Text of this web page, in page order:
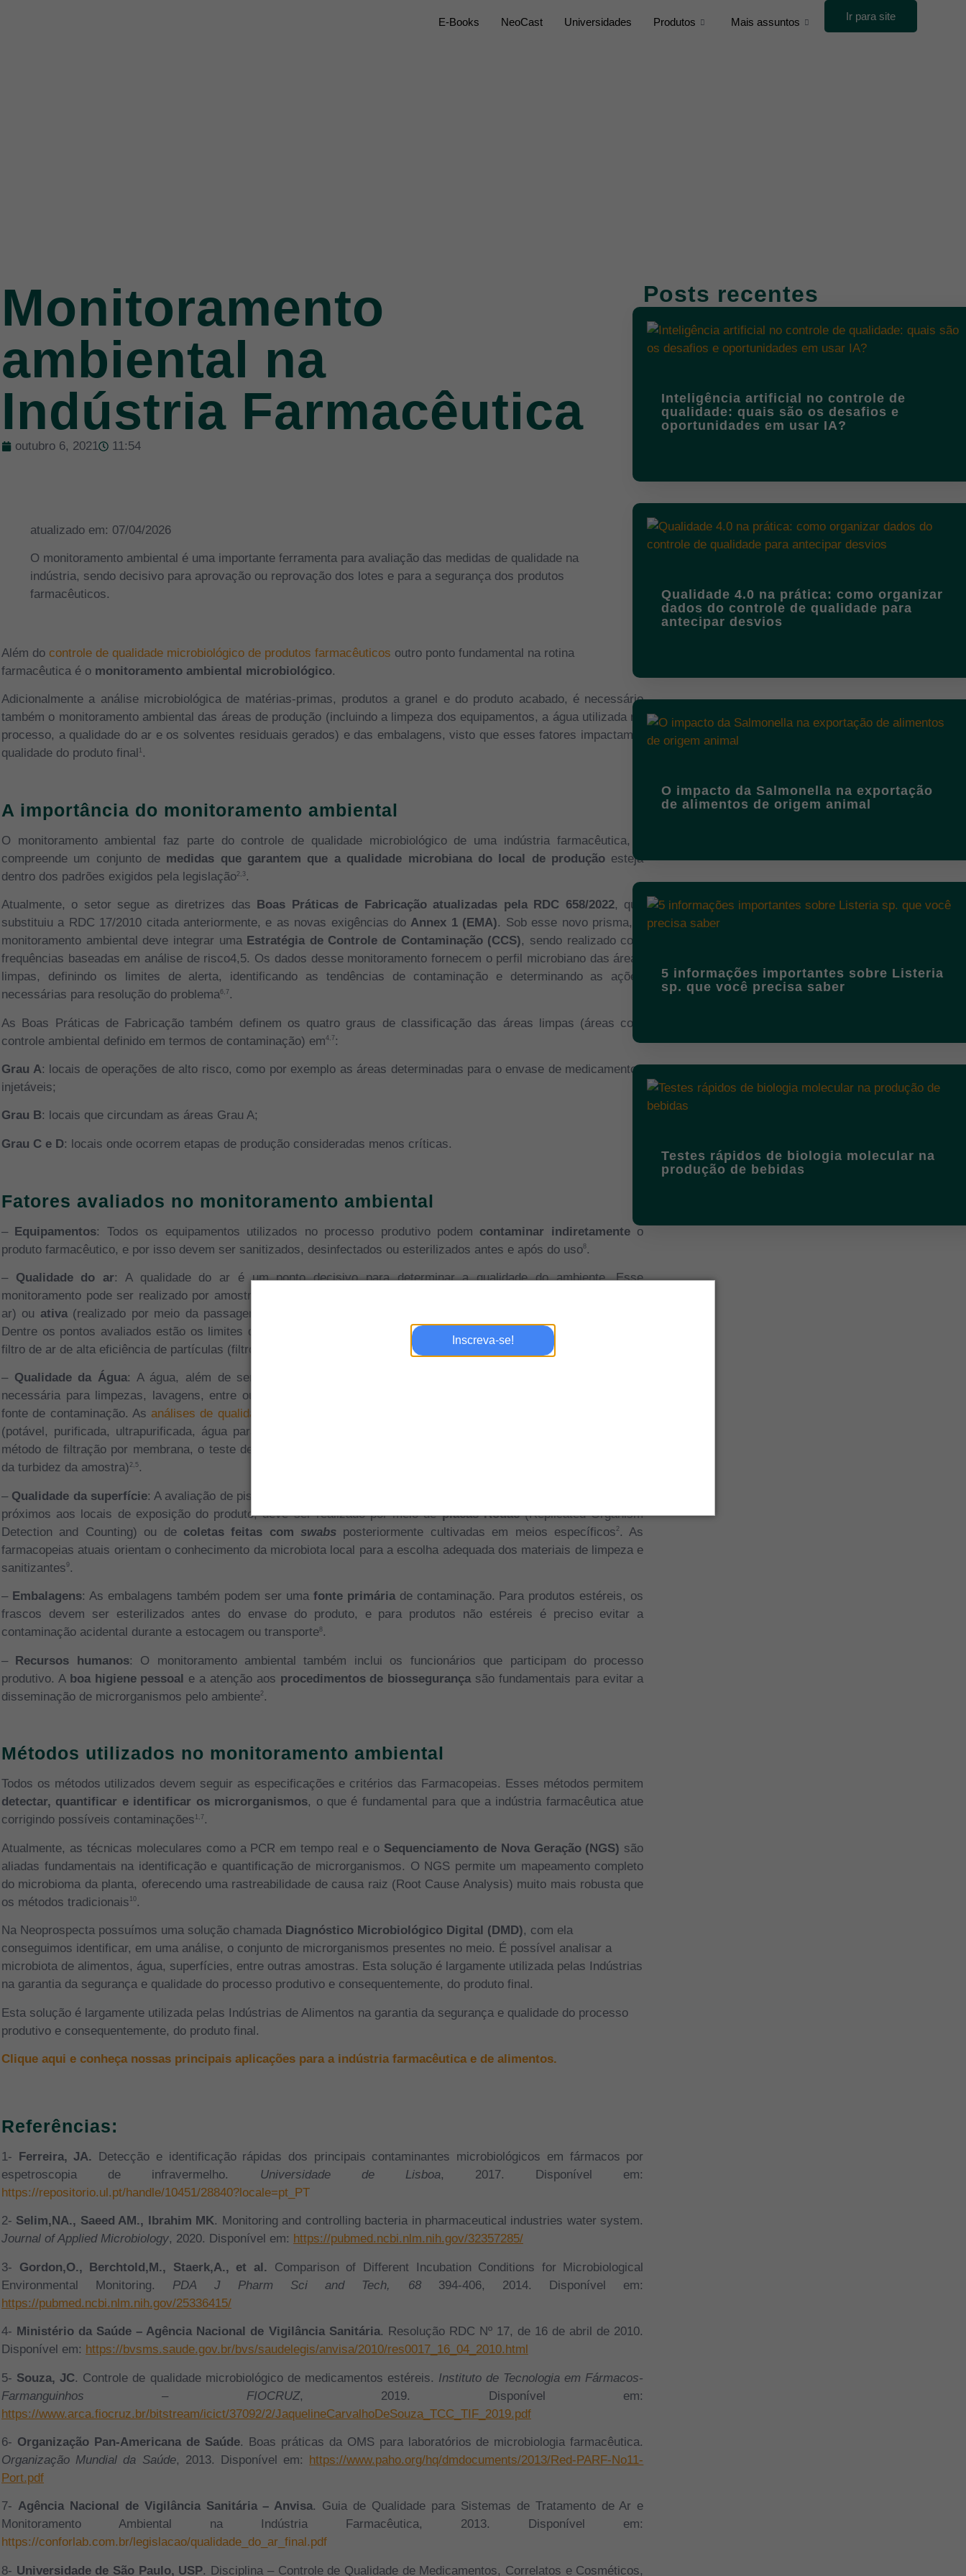
Inscreva-se!
Ir para site
E-Books NeoCast Universidades Produtos Mais assuntos
Monitoramento
ambiental na
Indústria Farmacêutica
outubro 6, 2021 11:54
atualizado em: 07/04/2026
O monitoramento ambiental é uma importante ferramenta para avaliação das medidas de qualidade na
indústria, sendo decisivo para aprovação ou reprovação dos lotes e para a segurança dos produtos
farmacêuticos.
Além do controle de qualidade microbiológico de produtos farmacêuticos outro ponto fundamental na rotina
farmacêutica é o monitoramento ambiental microbiológico.
Adicionalmente a análise microbiológica de matérias-primas, produtos a granel e do produto acabado, é necessário
também o monitoramento ambiental das áreas de produção (incluindo a limpeza dos equipamentos, a água utilizada no
processo, a qualidade do ar e os solventes residuais gerados) e das embalagens, visto que esses fatores impactam a
qualidade do produto final 1 .
A importância do monitoramento ambiental
O monitoramento ambiental faz parte do controle de qualidade microbiológico de uma indústria farmacêutica, e
compreende um conjunto de medidas que garantem que a qualidade microbiana do local de produçãoesteja
dentro dos padrões exigidos pela legislação2,3.
Atualmente, o setor segue as diretrizes das Boas Práticas de Fabricação atualizadas pela RDC 658/2022, que
substituiu a RDC 17/2010 citada anteriormente, e as novas exigências doAnnex 1 (EMA). Sob esse novo prisma, o
monitoramento ambiental deve integrar uma Estratégia de Controle de Contaminação (CCS), sendo realizado com
frequências baseadas em análise de risco4,5. Os dados desse monitoramento fornecem o perfil microbiano das áreas
limpas, definindo os limites de alerta, identificando as tendências de contaminação e determinando as ações
necessárias para resolução do problema6,7.
As Boas Práticas de Fabricação também definem os quatro graus de classificação das áreas limpas (áreas com
controle ambiental definido em termos de contaminação) em4,7:
Grau A: locais de operações de alto risco, como por exemplo as áreas determinadas para o envase de medicamentos
injetáveis;
Grau B: locais que circundam as áreas Grau A;
Grau C e D: locais onde ocorrem etapas de produção consideradas menos críticas.
Fatores avaliados no monitoramento ambiental
– Equipamentos: Todos os equipamentos utilizados no processo produtivo podem contaminar indiretamenteo
produto farmacêutico, e por isso devem ser sanitizados, desinfectados ou esterilizados antes e após do uso8.
– Qualidade do ar: A qualidade do ar é um ponto decisivo para determinar a qualidade do ambiente. Esse
monitoramento pode ser realizado por amostragem
ar) ou ativa(realizado por meio da passagem de um determinado volume de ar por placas com meio de cultura)
Dentre os pontos avaliados estão os limites de partículas não-viáveis e viáveis do local, a análise da integridade do
filtro de ar de alta eficiência de partículas (filtro HEPA) e dos fluxos de ar ambiente
– Qualidade da Água: A água, além de ser a matéria-prima mais utilizada na indústria farmacêutica, também é
necessária para limpezas, lavagens, entre outros usos durante o processo produtivo, e por isso é uma importante
fonte de contaminação. As análises de qualidade da água
(potável, purificada, ultrapurificada, água para injetáveis, entre outras). Dentre as análises mais utilizadas estão o
método de filtração por membrana, o teste de endotoxina bacteriana (pirogênico) e o método turbidimétrico (medição
da turbidez da amostra)2,5.
– Qualidade da superfície: A avaliação de pisos, paredes e superfícies de equipamentos, principalmente os que estão
próximos aos locais de exposição do produto, deve ser realizado por meio deplacas Rodac(Replicated Organism
Detection and Counting) ou de coletas feitas com swabs posteriormente cultivadas em meios específicos2 . As
farmacopeias atuais orientam o conhecimento da microbiota local para a escolha adequada dos materiais de limpeza e
sanitizantes9.
– Embalagens: As embalagens também podem ser uma fonte primáriade contaminação. Para produtos estéreis, os
frascos devem ser esterilizados antes do envase do produto, e para produtos não estéreis é preciso evitar a
contaminação acidental durante a estocagem ou transporte8.
– Recursos humanos: O monitoramento ambiental também inclui os funcionários que participam do processo
produtivo. A boa higiene pessoal e a atenção aos procedimentos de biossegurança são fundamentais para evitar a
disseminação de microrganismos pelo ambiente2 .
Métodos utilizados no monitoramento ambiental
Todos os métodos utilizados devem seguir as especificações e critérios das Farmacopeias. Esses métodos permitem
detectar, quantificar e identificar os microrganismos, o que é fundamental para que a indústria farmacêutica atue
corrigindo possíveis contaminações 1,7.
Atualmente, as técnicas moleculares como a PCR em tempo real e o Sequenciamento de Nova Geração (NGS) são
aliadas fundamentais na identificação e quantificação de microrganismos. O NGS permite um mapeamento completo
do microbioma da planta, oferecendo uma rastreabilidade de causa raiz (Root Cause Analysis) muito mais robusta que
os métodos tradicionais 10.
Na Neoprospecta possuímos uma solução chamada Diagnóstico Microbiológico Digital (DMD), com ela
conseguimos identificar, em uma análise, o conjunto de microrganismos presentes no meio. É possível analisar a
microbiota de alimentos, água, superfícies, entre outras amostras. Esta solução é largamente utilizada pelas Indústrias
na garantia da segurança e qualidade do processo produtivo e consequentemente, do produto final.
Esta solução é largamente utilizada pelas Indústrias de Alimentos na garantia da segurança e qualidade do processo
produtivo e consequentemente, do produto final.
Clique aqui e conheça nossas principais aplicações para a indústria farmacêutica e de alimentos.
Referências:
1- Ferreira, JA. Detecção e identificação rápidas dos principais contaminantes microbiológicos em fármacos por
espetroscopia de infravermelho. Universidade de Lisboa, 2017. Disponível em:
https://repositorio.ul.pt/handle/10451/28840?locale=pt_PT
2- Selim,NA., Saeed AM., Ibrahim MK. Monitoring and controlling bacteria in pharmaceutical industries water system.
Journal of Applied Microbiology, 2020. Disponível em: https://pubmed.ncbi.nlm.nih.gov/32357285/
3- Gordon,O., Berchtold,M., Staerk,A., et al. Comparison of Different Incubation Conditions for Microbiological
Environmental Monitoring.PDA J Pharm Sci and Tech, 68 394-406, 2014. Disponível em:
https://pubmed.ncbi.nlm.nih.gov/25336415/
4- Ministério da Saúde – Agência Nacional de Vigilância Sanitária. Resolução RDC Nº 17, de 16 de abril de 2010.
Disponível em: https://bvsms.saude.gov.br/bvs/saudelegis/anvisa/2010/res0017_16_04_2010.html
5- Souza, JC. Controle de qualidade microbiológico de medicamentos estéreis. Instituto de Tecnologia em Fármacos-
Farmanguinhos
– FIOCRUZ, 2019. Disponível em:
https://www.arca.fiocruz.br/bitstream/icict/37092/2/JaquelineCarvalhoDeSouza_TCC_TIF_2019.pdf
6- Organização Pan-Americana de Saúde. Boas práticas da OMS para laboratórios de microbiologia farmacêutica.
Organização Mundial da Saúde, 2013. Disponível em: https://www.paho.org/hq/dmdocuments/2013/Red-PARF-No11-
Port.pdf
7- Agência Nacional de Vigilância Sanitária – Anvisa. Guia de Qualidade para Sistemas de Tratamento de Ar e
Monitoramento Ambiental na Indústria Farmacêutica, 2013. Disponível em:
https://conforlab.com.br/legislacao/qualidade_do_ar_final.pdf
8- Universidade de São Paulo, USP. Disciplina – Controle de Qualidade de Medicamentos, Correlatos e Cosméticos,
Posts recentes
Inteligência artificial no controle de
qualidade: quais são os desafios e
oportunidades em usar IA?
Qualidade 4.0 na prática: como organizar
dados do controle de qualidade para
antecipar desvios
O impacto da Salmonella na exportação
de alimentos de origem animal
5 informações importantes sobre Listeria
sp. que você precisa saber
Testes rápidos de biologia molecular na
produção de bebidas